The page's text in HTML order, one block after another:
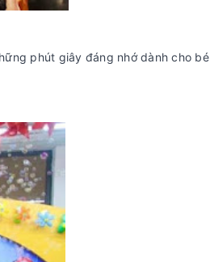
phút giây đáng nhớ dành cho bé